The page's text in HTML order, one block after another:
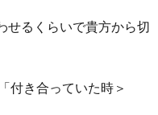
せるくらいで貴方から切
付き合っていた時＞